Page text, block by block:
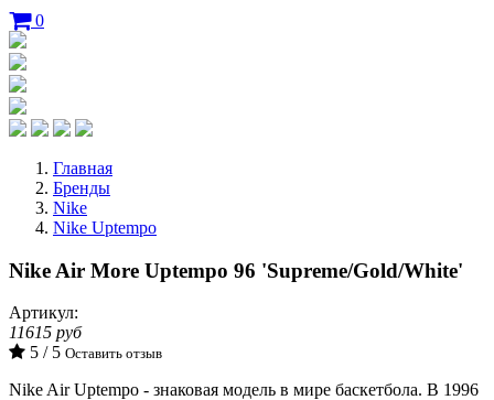
0
Главная
Бренды
Nike
Nike Uptempo
Nike Air More Uptempo 96 'Supreme/Gold/White'
Артикул:
11615 руб
5 / 5 Оставить отзыв
Nike Air Uptempo - знаковая модель в мире баскетбола. В 1996